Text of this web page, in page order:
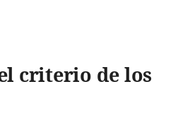
criterio de los